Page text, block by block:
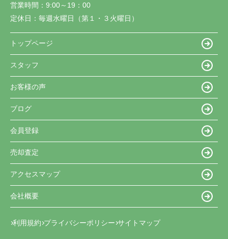
営業時間： 9:00～19：00
定休日： 毎週水曜日（第１・３火曜日）
トップページ
スタッフ
お客様の声
ブログ
会員登録
売却査定
アクセスマップ
会社概要
利用規約 プライバシーポリシー サイトマップ